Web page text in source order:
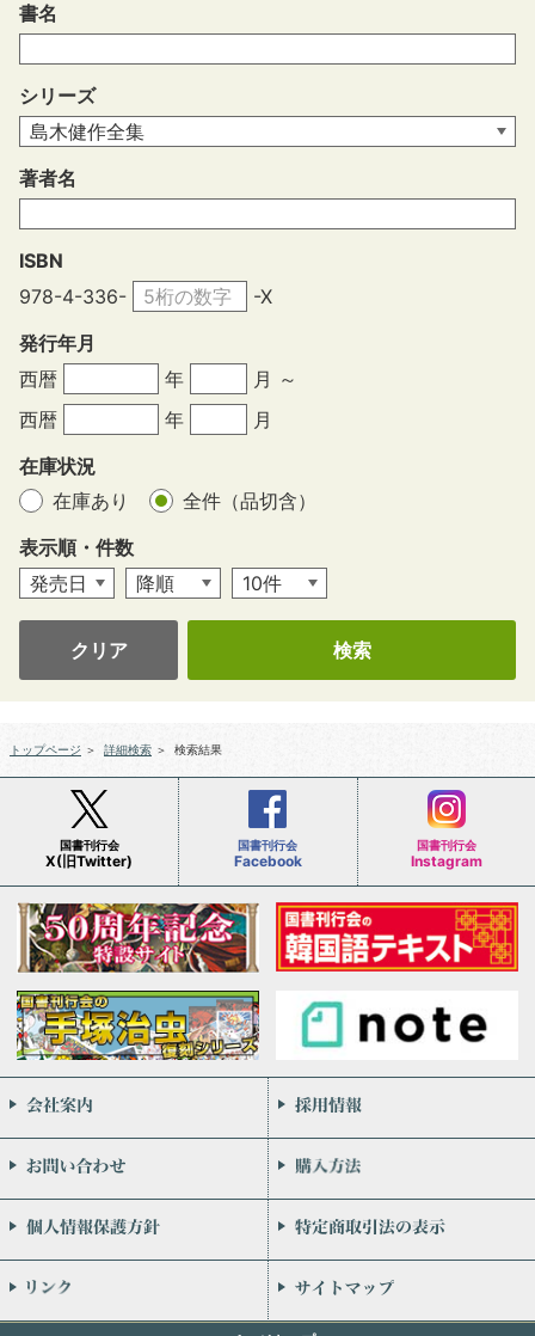
書名
シリーズ
著者名
ISBN
978-4-336-
-X
発行年月
西暦
年
月 ～
西暦
年
月
在庫状況
在庫あり
全件（品切含）
表示順・件数
クリア
トップページ ＞ 詳細検索 ＞ 検索結果
国書刊行会
X(旧Twitter)
国書刊行会
Facebook
国書刊行会
Instagram
会社案内
お問い合わせ
個人情報保護方針
リンク